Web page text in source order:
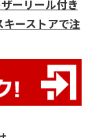
ーリール付き
ーストアで注